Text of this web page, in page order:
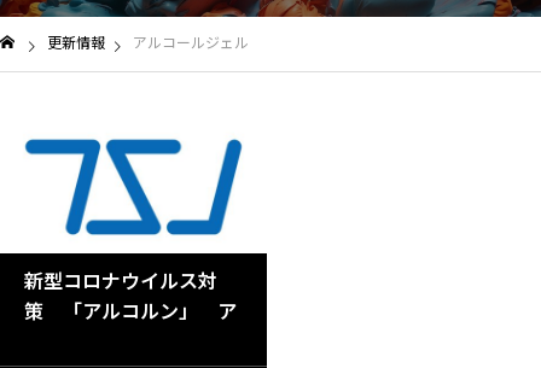
更新情報 アルコールジェル
新型コロナウイルス対
策 「アルコルン」 ア